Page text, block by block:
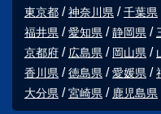
東京都
神奈川県 千葉県
福井県
愛知県 静岡県
京都府
広島県 岡山県
香川県
徳島県 愛媛県
大分県
宮崎県 鹿児島県